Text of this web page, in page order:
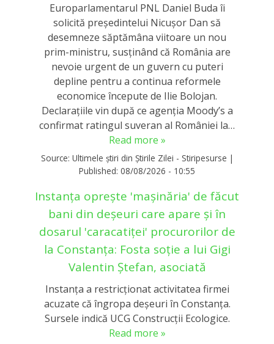
Europarlamentarul PNL Daniel Buda îi
solicită președintelui Nicușor Dan să
desemneze săptămâna viitoare un nou
prim-ministru, susținând că România are
nevoie urgent de un guvern cu puteri
depline pentru a continua reformele
economice începute de Ilie Bolojan.
Declarațiile vin după ce agenția Moody’s a
confirmat ratingul suveran al României la…
Read more »
Source: Ultimele știri din Știrile Zilei - Stiripesurse |
Published: 08/08/2026 - 10:55
Instanța oprește 'mașinăria' de făcut
bani din deșeuri care apare și în
dosarul 'caracatiței' procurorilor de
la Constanța: Fosta soție a lui Gigi
Valentin Ștefan, asociată
Instanța a restricționat activitatea firmei
acuzate că îngropa deșeuri în Constanța.
Sursele indică UCG Construcții Ecologice.
Read more »